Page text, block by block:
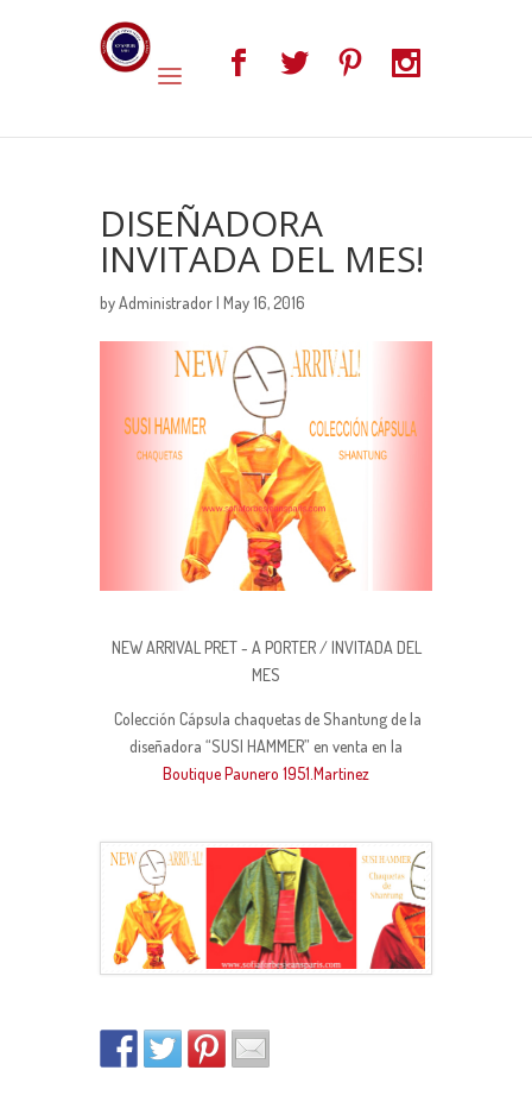
DISEÑADORA
INVITADA DEL MES!
byAdministrador| May 16, 2016
NEW ARRIVAL PRET - A PORTER / INVITADA DEL
MES
Colección Cápsula chaquetas de Shantung de la
diseñadora “SUSI HAMMER” en venta en la
Boutique Paunero 1951.Martinez